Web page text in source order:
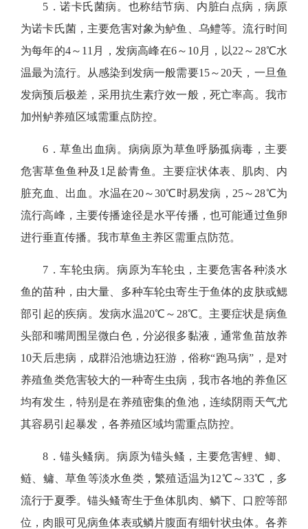
5．诺卡氏菌病。 也称结节病、内脏白点病，病原
为诺卡氏菌，主要危害对象为鲈鱼、乌鳢等。流行时间
为每年的4～11月，发病高峰在6～10月，以22～28℃水
温最为流行。从感染到发病一般需要15～20天，一旦鱼
发病预后极差，采用抗生素疗效一般，死亡率高。我市
加州鲈养殖区域需重点防控。
6．草鱼出血病 。 病病原为草鱼呼肠孤病毒，主要
危害草鱼鱼种及1足龄青鱼。主要症状体表、肌肉、内
脏充血、出血。水温在20～30℃时易发病，25～28℃为
流行高峰，主要传播途径是水平传播，也可能通过鱼卵
进行垂直传播。我市草鱼主养区需重点防范。
7．车轮虫病。病原为车轮虫， 主要危害各种淡水
鱼的苗种， 由大量、多种车轮虫寄生于鱼体的皮肤或鳃
部引起的疾病。发病水温20℃～28℃。主要症状是病鱼
头部和嘴周围呈微白色，分泌很多黏液，通常鱼苗放养
10天后患病，成群沿池塘边狂游，俗称“跑马病”，是对
养殖鱼类危害较大的一种寄生虫病，我市各地的养鱼区
均有发生，特别是在养殖密集的鱼池，连续阴雨天气尤
其容易引起暴发，各养殖区域均需重点防控。
8．锚头鳋病。 病原为锚头鳋，主要危害鲤、鲫、
鲢、鳙、草鱼等淡水鱼类，繁殖适温为12℃～33℃，多
流行于夏季。锚头鳋寄生于鱼体肌肉、鳞下、口腔等部
位，肉眼可见病鱼体表或鳞片腹面有细针状虫体。各养